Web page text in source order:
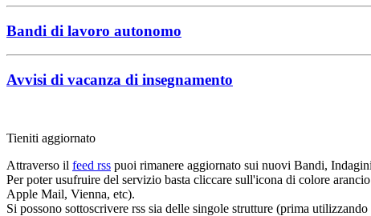
Bandi di lavoro autonomo
Avvisi di vacanza di insegnamento
Tieniti aggiornato
Attraverso il feed rss puoi rimanere aggiornato sui nuovi Bandi,
Per poter usufruire del servizio basta cliccare sull'icona di colore
Apple Mail, Vienna, etc).
Si possono sottoscrivere rss sia delle singole strutture (prima